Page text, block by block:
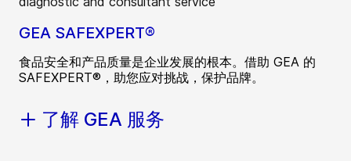
GEA SAFEXPERT®
食品安全和产品质量是企业发展的根本。借助 GEA 的
SAFEXPERT®，助您应对挑战，保护品牌。
了解 GEA 服务